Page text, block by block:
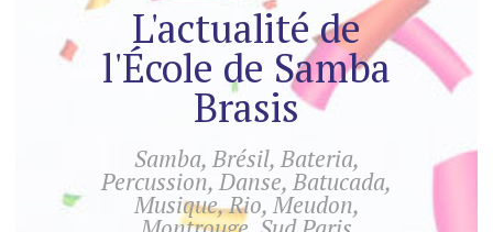
L'actualité de
l'École de Samba
Brasis
Samba, Brésil, Bateria,
Percussion, Danse, Batucada,
Musique, Rio, Meudon,